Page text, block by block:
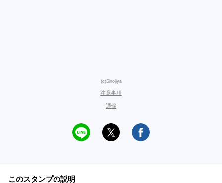
(c)Sinojiya
注意事項
通報
このスタンプの説明